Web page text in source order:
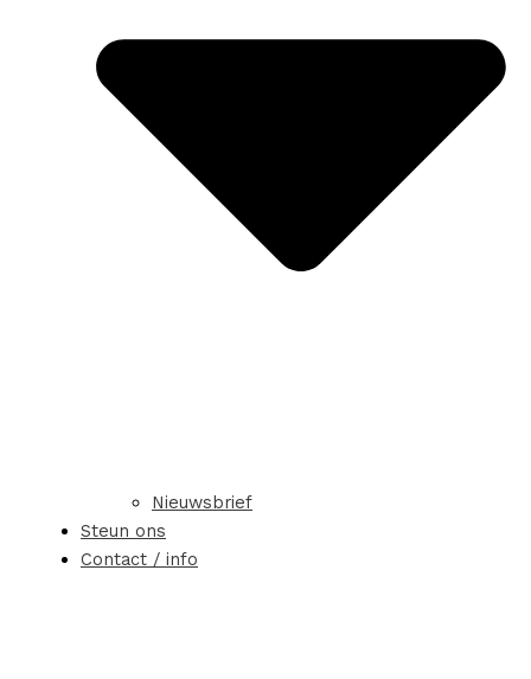
Nieuwsbrief
Steun ons
Contact / info